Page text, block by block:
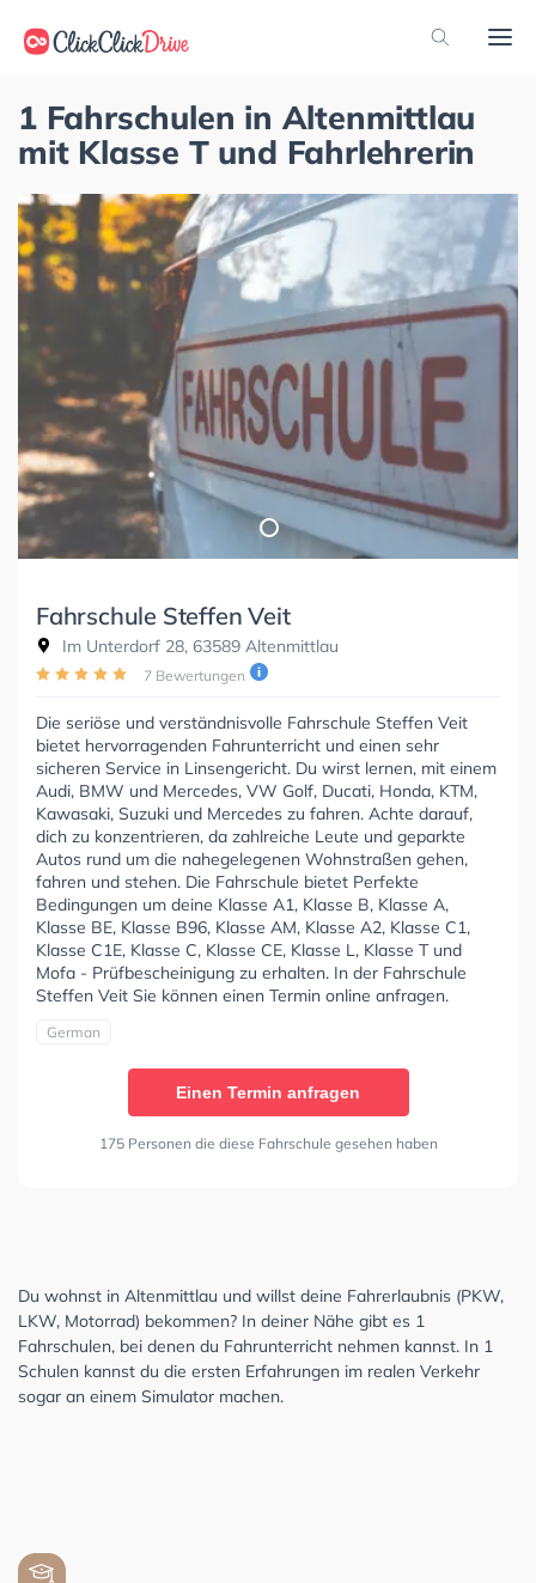
1 Fahrschulen in Altenmittlau
mit Klasse T und Fahrlehrerin
Fahrschule Steffen Veit
Im Unterdorf 28, 63589 Altenmittlau
7 Bewertungen
Die seriöse und verständnisvolle Fahrschule Steffen Veit
bietet hervorragenden Fahrunterricht und einen sehr
sicheren Service in Linsengericht. Du wirst lernen, mit einem
Audi, BMW und Mercedes, VW Golf, Ducati, Honda, KTM,
Kawasaki, Suzuki und Mercedes zu fahren. Achte darauf,
dich zu konzentrieren, da zahlreiche Leute und geparkte
Autos rund um die nahegelegenen Wohnstraßen gehen,
fahren und stehen. Die Fahrschule bietet Perfekte
Bedingungen um deine Klasse A1, Klasse B, Klasse A,
Klasse BE, Klasse B96, Klasse AM, Klasse A2, Klasse C1,
Klasse C1E, Klasse C, Klasse CE, Klasse L, Klasse T und
Mofa - Prüfbescheinigung zu erhalten. In der Fahrschule
Steffen Veit Sie können einen Termin online anfragen.
German
Einen Termin anfragen
175 Personen die diese Fahrschule gesehen haben
Du wohnst in Altenmittlau und willst deine Fahrerlaubnis (PKW,
LKW, Motorrad) bekommen? In deiner Nähe gibt es 1
Fahrschulen, bei denen du Fahrunterricht nehmen kannst. In 1
Schulen kannst du die ersten Erfahrungen im realen Verkehr
sogar an einem Simulator machen.